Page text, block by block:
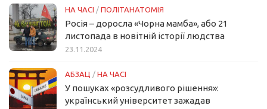
НА ЧАСІ / ПОЛІТАНАТОМІЯ
Росія – доросла «Чорна мамба», або 21
листопада в новітній історії людства
23.11.2024
АБЗАЦ / НА ЧАСІ
У пошуках «розсудливого рішення»:
український університет зажадав